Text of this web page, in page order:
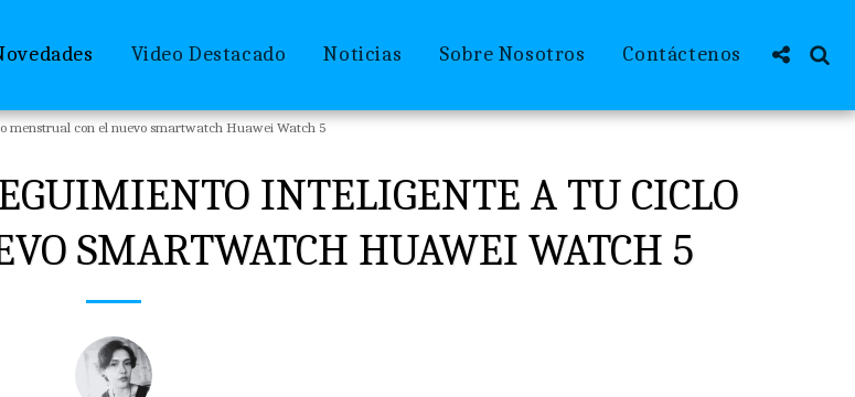
Video Destacado Noticias Sobre Nosotros Contáctenos
menstrual con el nuevo smartwatch Huawei Watch 5
INTELIGENTE A TU CICLO
SMARTWATCH HUAWEI WATCH 5